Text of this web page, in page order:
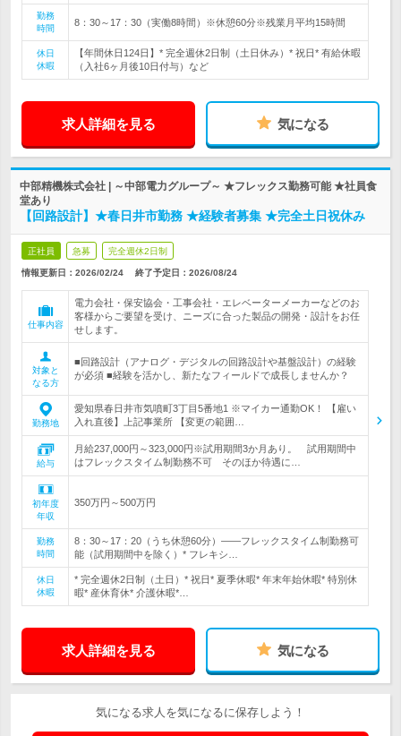
勤務
時間
8：30～17：30（実働8時間）※休憩60分※残業月平均15時間
休日
休暇
【年間休日124日】* 完全週休2日制（土日休み）* 祝日* 有給休暇
（入社6ヶ月後10日付与）など
求人詳細を見る 気になる
中部精機株式会社 | ～中部電力グループ～ ★フレックス勤務可能 ★社員食
堂あり
【回路設計】★春日井市勤務 ★経験者募集 ★完全土日祝休み
正社員 急募 完全週休2日制
情報更新日：2026/02/24 終了予定日： 2026/08/24
仕事内容
電力会社・保安協会・工事会社・エレベーターメーカーなどのお
客様からご要望を受け、ニーズに合った製品の開発・設計をお任
せします。
対象と
なる方
■回路設計（アナログ・デジタルの回路設計や基盤設計）の経験
が必須 ■経験を活かし、新たなフィールドで成長しませんか？
勤務地
愛知県春日井市気噴町3丁目5番地1 ※マイカー通勤OK！ 【雇い
入れ直後】上記事業所 【変更の範囲…
給与
月給237,000円～323,000円※試用期間3か月あり。 試用期間中
はフレックスタイム制勤務不可 そのほか待遇に…
初年度
年収
350万円～500万円
勤務
時間
8：30～17：20（うち休憩60分）――フレックスタイム制勤務可
能（試用期間中を除く）* フレキシ…
休日
休暇
* 完全週休2日制（土日）* 祝日* 夏季休暇* 年末年始休暇* 特別休
暇* 産休育休* 介護休暇*…
求人詳細を見る 気になる
気になる求人を気になるに保存しよう！